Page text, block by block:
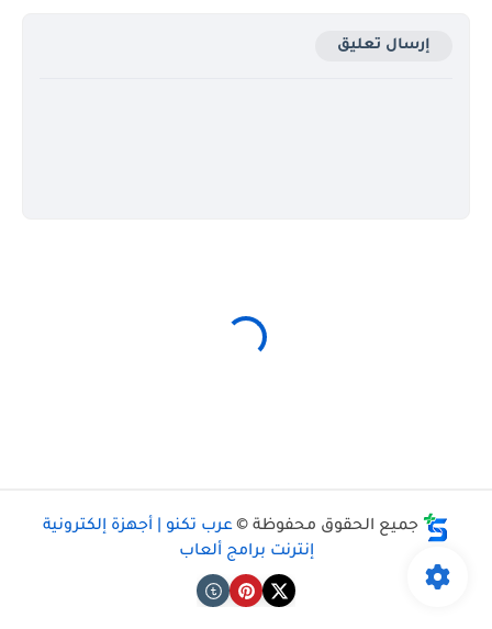
إرسال تعليق
جميع الحقوق محفوظة ©عرب تكنو | أجهزة إلكترونية
إنترنت برامج ألعاب